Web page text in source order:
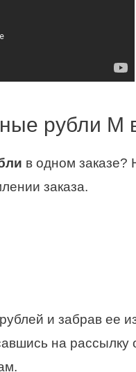
рубли М
в одном заказе?
заказа.
и забрав ее
на